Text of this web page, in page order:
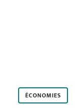
ÉCONOMIES